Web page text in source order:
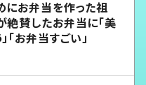
にお弁当を作った祖
賛したお弁当に「美
「お弁当すごい」